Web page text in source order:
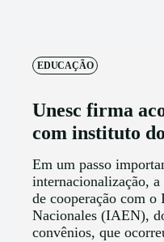
EDUCAÇÃO
Unesc firma
com instituto
Em um passo
internacionalização,
de cooperação com
Nacionales (IAEN),
convênios, que